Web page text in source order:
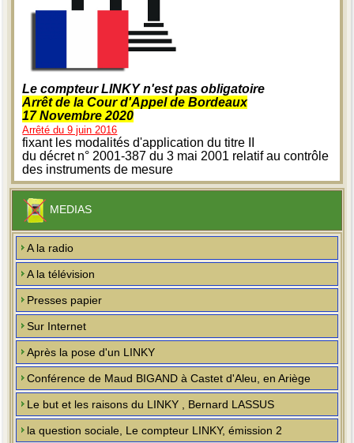
Le compteur LINKY n'est pas obligatoire
Arrêt de la Cour d'Appel de Bordeaux
17 Novembre 2020
Arrêté du 9 juin 2016
fixant les modalités d'application du titre II
du décret n° 2001-387 du 3 mai 2001 relatif au contrôle
des instruments de mesure
MEDIAS
A la radio
A la télévision
Presses papier
Sur Internet
Après la pose d'un LINKY
Conférence de Maud BIGAND à Castet d'Aleu, en Ariège
Le but et les raisons du LINKY , Bernard LASSUS
la question sociale, Le compteur LINKY, émission 2